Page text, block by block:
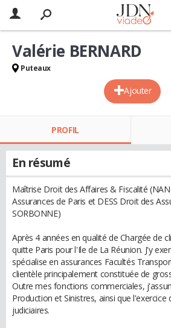
Ajouter
Valérie BERNARD
Puteaux
PROFIL
En résumé
Maîtrise Droit des Affaires & Fiscalité
Assurances de Paris et DESS Droit des
SORBONNE)
Après 4 années en qualité de Chargée de
quitte Paris pour l'Ile de La Réunion. J'y
spécialise en assurances Facultés
clientèle principalement constituée de
Outre mes fonctions commerciales,
Production et Sinistres, ainsi que
judiciaires.